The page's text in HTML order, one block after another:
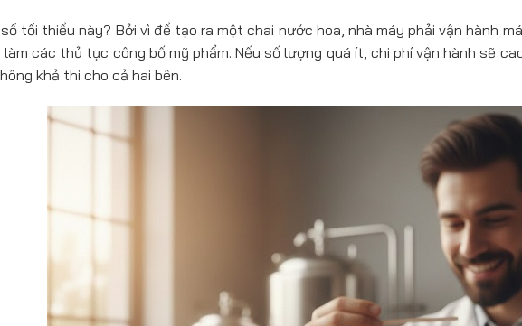
tối thiểu này? Bởi vì để tạo ra một chai nước hoa, nhà máy phải vận hành
làm các thủ tục công bố mỹ phẩm. Nếu số lượng quá ít, chi phí vận hành sẽ
khả thi cho cả hai bên.